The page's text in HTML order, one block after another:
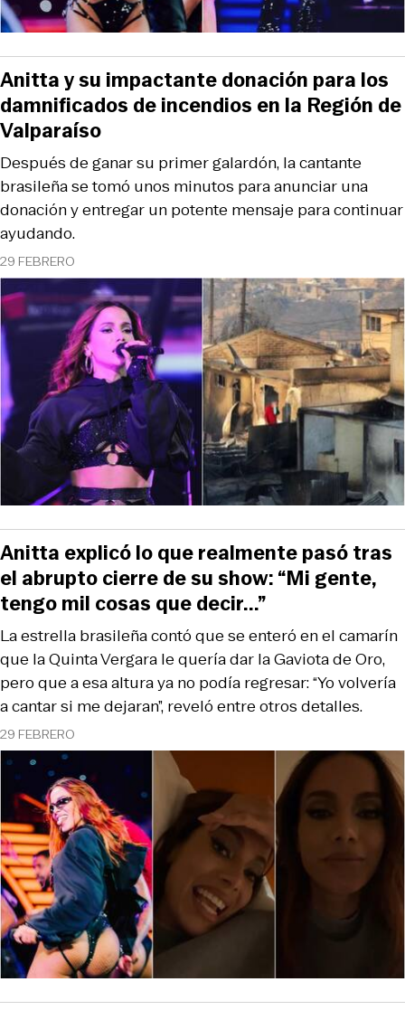
29 FEBRERO
Después de ganar su primer galardón, la cantante
brasileña se tomó unos minutos para anunciar una
donación y entregar un potente mensaje para continuar
ayudando.
Anitta y su impactante donación para los
damnificados de incendios en la Región de
Valparaíso
29 FEBRERO
La estrella brasileña contó que se enteró en el camarín
que la Quinta Vergara le quería dar la Gaviota de Oro,
pero que a esa altura ya no podía regresar: “Yo volvería
a cantar si me dejaran”, reveló entre otros detalles.
Anitta explicó lo que realmente pasó tras
el abrupto cierre de su show: “Mi gente,
tengo mil cosas que decir...”